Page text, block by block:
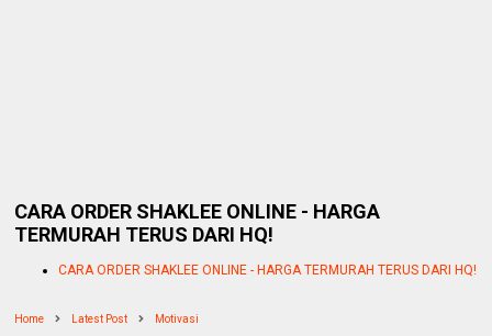
CARA ORDER SHAKLEE ONLINE - HARGA
TERMURAH TERUS DARI HQ!
CARA ORDER SHAKLEE ONLINE - HARGA TERMURAH TERUS DARI HQ!
Home Latest Post Motivasi